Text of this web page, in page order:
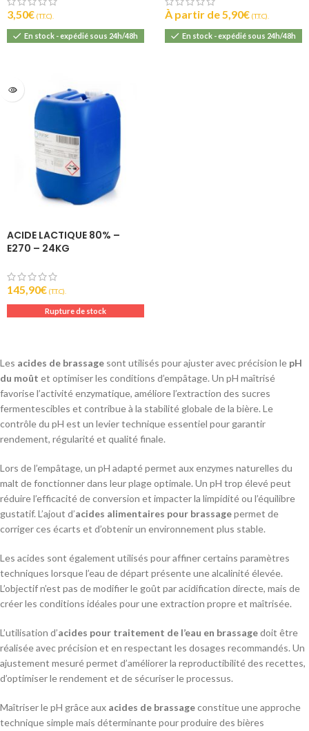
3,50€ (T.T.C).
En stock - expédié sous 24h/48h
À partir de5,90€ (T.T.C).
En stock - expédié sous 24h/48h
ACIDE LACTIQUE 80% –
E270 – 24KG
145,90€ (T.T.C).
Rupture de stock
Les acides de brassage sont utilisés pour ajuster avec précision le pH
du moût et optimiser les conditions d’empâtage. Un pH maîtrisé
favorise l’activité enzymatique, améliore l’extraction des sucres
fermentescibles et contribue à la stabilité globale de la bière. Le
contrôle du pH est un levier technique essentiel pour garantir
rendement, régularité et qualité finale.
Lors de l’empâtage, un pH adapté permet aux enzymes naturelles du
malt de fonctionner dans leur plage optimale. Un pH trop élevé peut
réduire l’efficacité de conversion et impacter la limpidité ou l’équilibre
gustatif. L’ajout d’acides alimentaires pour brassagepermet de
corriger ces écarts et d’obtenir un environnement plus stable.
Les acides sont également utilisés pour affiner certains paramètres
techniques lorsque l’eau de départ présente une alcalinité élevée.
L’objectif n’est pas de modifier le goût par acidification directe, mais de
créer les conditions idéales pour une extraction propre et maîtrisée.
L’utilisation d’acides pour traitement de l’eau en brassagedoit être
réalisée avec précision et en respectant les dosages recommandés. Un
ajustement mesuré permet d’améliorer la reproductibilité des recettes,
d’optimiser le rendement et de sécuriser le processus.
Maîtriser le pH grâce aux acides de brassageconstitue une approche
technique simple mais déterminante pour produire des bières